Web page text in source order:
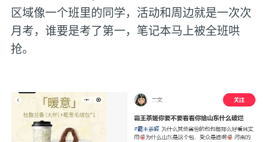
区域像一个班里的同学，活动和周边就是一次次
月考，谁要是考了第一，笔记本马上被全班哄
抢。